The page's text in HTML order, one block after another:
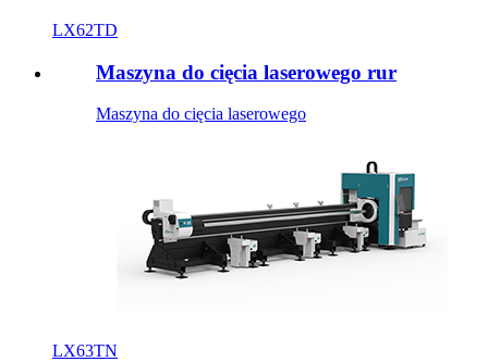
LX62TD
Maszyna do cięcia laserowego rur
Maszyna do cięcia laserowego
LX63TN